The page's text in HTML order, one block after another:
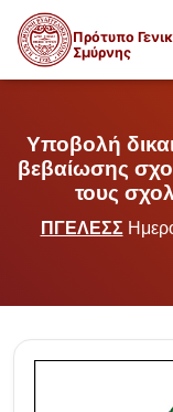
Πρότυπο
Σμύρνης
Υποβολή
βεβαίωσης
τους
ΠΓΕΛΕΣΣ